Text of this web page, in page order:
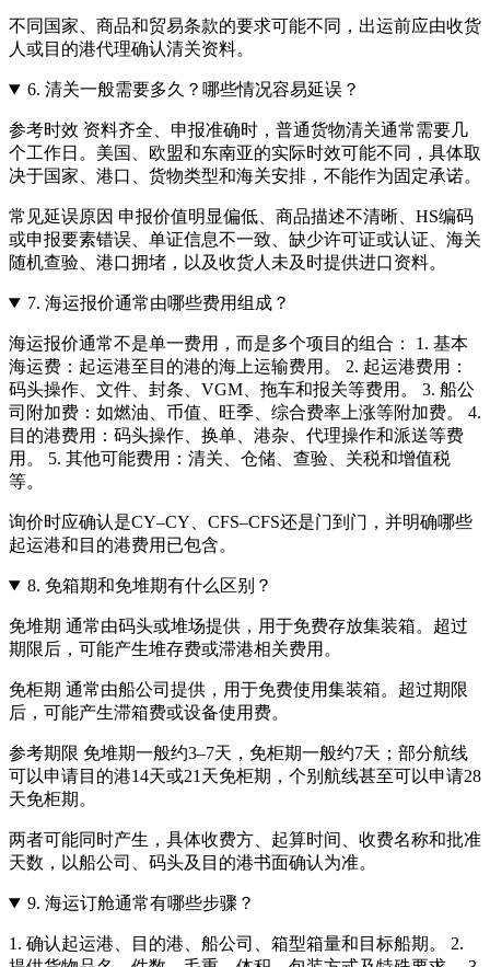
不同国家、商品和贸易条款的要求可能不同，出运前应由收货
人或目的港代理确认清关资料。
6. 清关一般需要多久？哪些情况容易延误？
参考时效 资料齐全、申报准确时，普通货物清关通常需要几
个工作日。美国、欧盟和东南亚的实际时效可能不同，具体取
决于国家、港口、货物类型和海关安排，不能作为固定承诺。
常见延误原因 申报价值明显偏低、商品描述不清晰、HS编码
或申报要素错误、单证信息不一致、缺少许可证或认证、海关
随机查验、港口拥堵，以及收货人未及时提供进口资料。
7. 海运报价通常由哪些费用组成？
海运报价通常不是单一费用，而是多个项目的组合： 1. 基本
海运费：起运港至目的港的海上运输费用。 2. 起运港费用：
码头操作、文件、封条、VGM、拖车和报关等费用。 3. 船公
司附加费：如燃油、币值、旺季、综合费率上涨等附加费。 4.
目的港费用：码头操作、换单、港杂、代理操作和派送等费
用。 5. 其他可能费用：清关、仓储、查验、关税和增值税
等。
询价时应确认是CY–CY、CFS–CFS还是门到门，并明确哪些
起运港和目的港费用已包含。
8. 免箱期和免堆期有什么区别？
免堆期 通常由码头或堆场提供，用于免费存放集装箱。超过
期限后，可能产生堆存费或滞港相关费用。
免柜期 通常由船公司提供，用于免费使用集装箱。超过期限
后，可能产生滞箱费或设备使用费。
参考期限 免堆期一般约3–7天，免柜期一般约7天；部分航线
可以申请目的港14天或21天免柜期，个别航线甚至可以申请28
天免柜期。
两者可能同时产生，具体收费方、起算时间、收费名称和批准
天数，以船公司、码头及目的港书面确认为准。
9. 海运订舱通常有哪些步骤？
1. 确认起运港、目的港、船公司、箱型箱量和目标船期。 2.